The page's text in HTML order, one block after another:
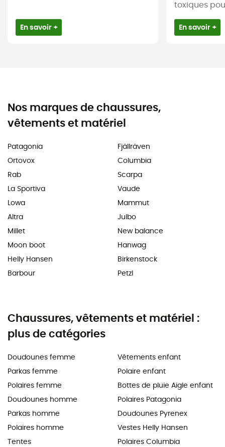
En savoir +
toxiques
En savoir +
Nos marques de chaussures,
vêtements et matériel
Patagonia
Ortovox
Rab
La Sportiva
Lowa
Altra
Millet
Moon boot
Helly Hansen
Barbour
Fjällräven
Columbia
Scarpa
Vaude
Mammut
Julbo
New balance
Hanwag
Birkenstock
Petzl
Chaussures, vêtements et matériel :
plus de catégories
Doudounes femme
Parkas femme
Polaires femme
Doudounes homme
Parkas homme
Polaires homme
Tentes
Vêtements enfant
Polaire enfant
Bottes de pluie Aigle enfant
Polaires Patagonia
Doudounes Pyrenex
Vestes Helly Hansen
Polaires Columbia